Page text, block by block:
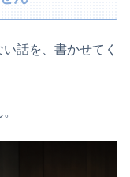
話を、書かせてく